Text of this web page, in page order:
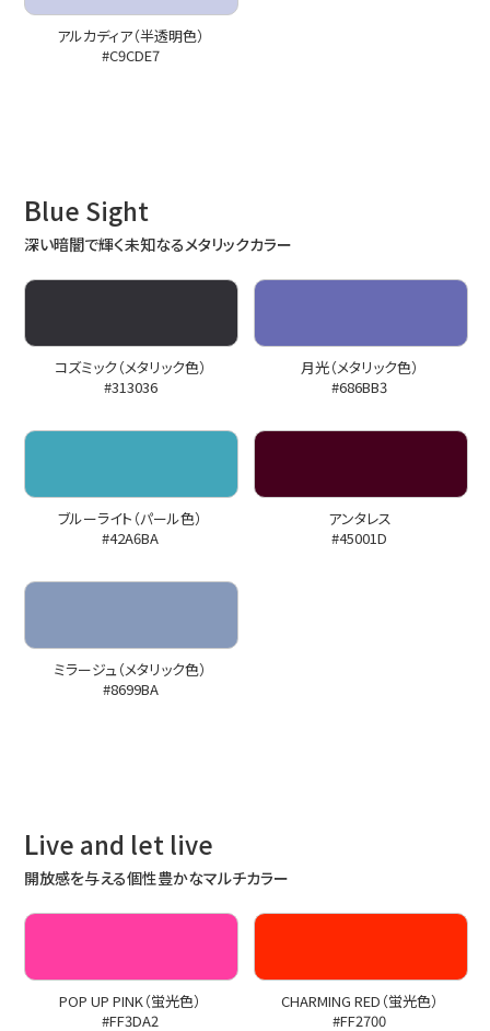
アルカディア（半透明色）
#C9CDE7
Blue Sight
深い暗闇で輝く未知なるメタリックカラー
コズミック（メタリック色）
#313036
月光（メタリック色）
#686BB3
ブルーライト（パール色）
#42A6BA
アンタレス
#45001D
ミラージュ（メタリック色）
#8699BA
Live and let live
開放感を与える個性豊かなマルチカラー
POP UP PINK（蛍光色）
#FF3DA2
CHARMING RED（蛍光色）
#FF2700